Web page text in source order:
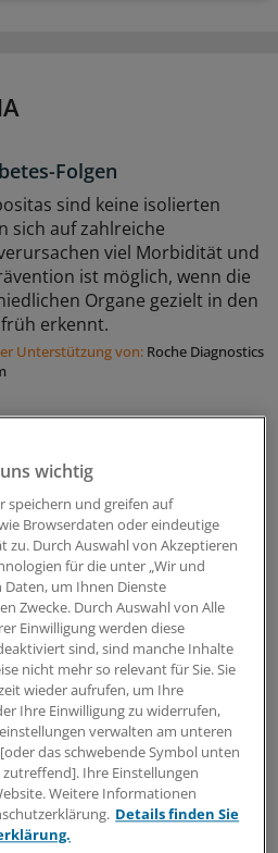
Folgen
sind keine isolierten
sich auf zahlreiche
viel Morbidität und
ist möglich, wenn die
Organe gezielt in den
erkennt.
Unterstützung von: Roche Diagnostics
kommt eine
oft nicht allein
mit einer
einer Studie zufolge
weitere
Das könne auch mit
betont das
und -zirrhose bald
wichtig
speichern und greifen auf
Browserdaten oder eindeutige
zu. Durch Auswahl von Akzeptieren
für die unter „Wir und
um Ihnen Dienste
Zwecke. Durch Auswahl von Alle
Einwilligung werden diese
sind, sind manche Inhalte
nicht mehr so relevant für Sie. Sie
wieder aufrufen, um Ihre
Ihre Einwilligung zu widerrufen,
verwalten am unteren
das schwebende Symbol unten
Ihre Einstellungen
Weitere Informationen
Details finden Sie